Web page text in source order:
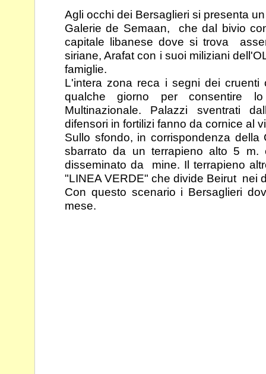
Agli occhi dei Bersaglieri si presenta
Galerie de Semaan, che dal bivio
capitale libanese dove sitrova
siriane, Arafat con i suoi miliziani
famiglie.
L'intera zona reca i segni dei cruenti
qualche giorno per consentire
Multinazionale. Palazzi sventrati
difensori in fortilizi fanno da cornice al
Sullo sfondo, in corrispondenza
sbarrato da un terrapieno alto 5 m.
disseminato da mine. Il terrapieno
"LINEA VERDE" che divide Beirut nei
Con questo scenario i Bersaglieri
mese.